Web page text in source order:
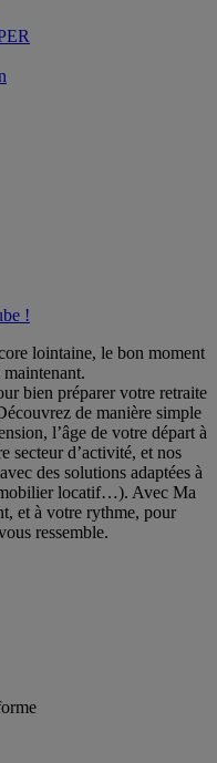
!
lointaine, le bon moment
maintenant.
bien préparer votre retraite
de manière simple
l’âge de votre départ à
secteur d’activité, et nos
des solutions adaptées à
locatif…). Avec Ma
et à votre rythme, pour
ressemble.